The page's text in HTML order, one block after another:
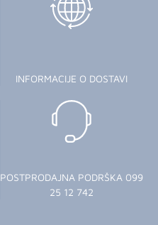
INFORMACIJE O DOSTAVI
POSTPRODAJNA PODRŠKA 099
25 12 742